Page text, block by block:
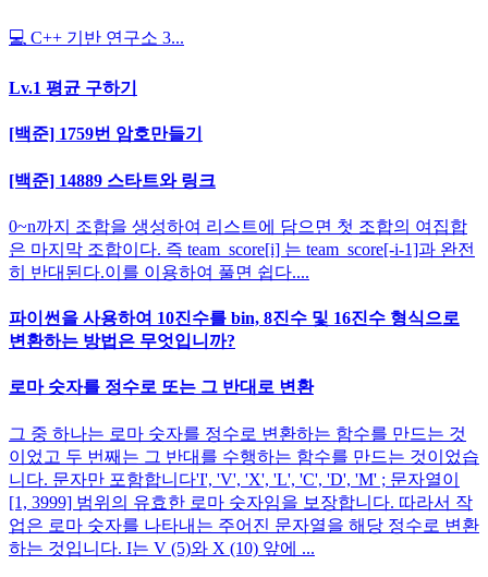
💻 C++ 기반 연구소 3...
Lv.1 평균 구하기
[백준] 1759번 암호만들기
[백준] 14889 스타트와 링크
0~n까지 조합을 생성하여 리스트에 담으면 첫 조합의 여집합
은 마지막 조합이다. 즉 team_score[i] 는 team_score[-i-1]과 완전
히 반대된다.이를 이용하여 풀면 쉽다....
파이썬을 사용하여 10진수를 bin, 8진수 및 16진수 형식으로
변환하는 방법은 무엇입니까?
로마 숫자를 정수로 또는 그 반대로 변환
그 중 하나는 로마 숫자를 정수로 변환하는 함수를 만드는 것
이었고 두 번째는 그 반대를 수행하는 함수를 만드는 것이었습
니다. 문자만 포함합니다'I', 'V', 'X', 'L', 'C', 'D', 'M' ; 문자열이
[1, 3999] 범위의 유효한 로마 숫자임을 보장합니다. 따라서 작
업은 로마 숫자를 나타내는 주어진 문자열을 해당 정수로 변환
하는 것입니다. I는 V (5)와 X (10) 앞에 ...